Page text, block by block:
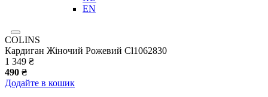
EN
COLINS
Кардиган Жіночий Рожевий Cl1062830
1 349 ₴
490 ₴
Додайте в кошик